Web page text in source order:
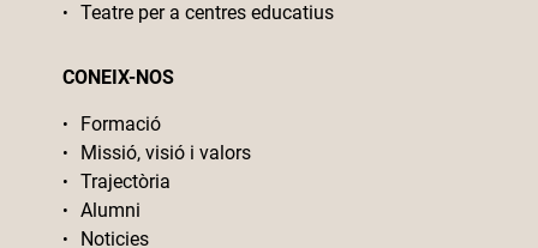
Teatre per a centres educatius
CONEIX-NOS
Formació
Missió, visió i valors
Trajectòria
Alumni
Noticies